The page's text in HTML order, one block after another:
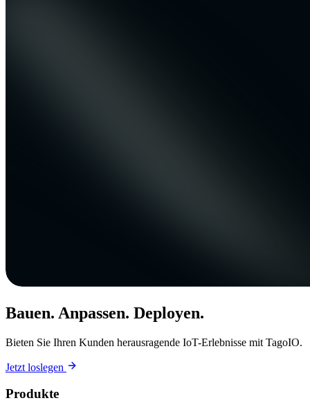
Bauen. Anpassen. Deployen.
Bieten Sie Ihren Kunden herausragende IoT-Erlebnisse mit TagoIO.
Jetzt loslegen
Produkte